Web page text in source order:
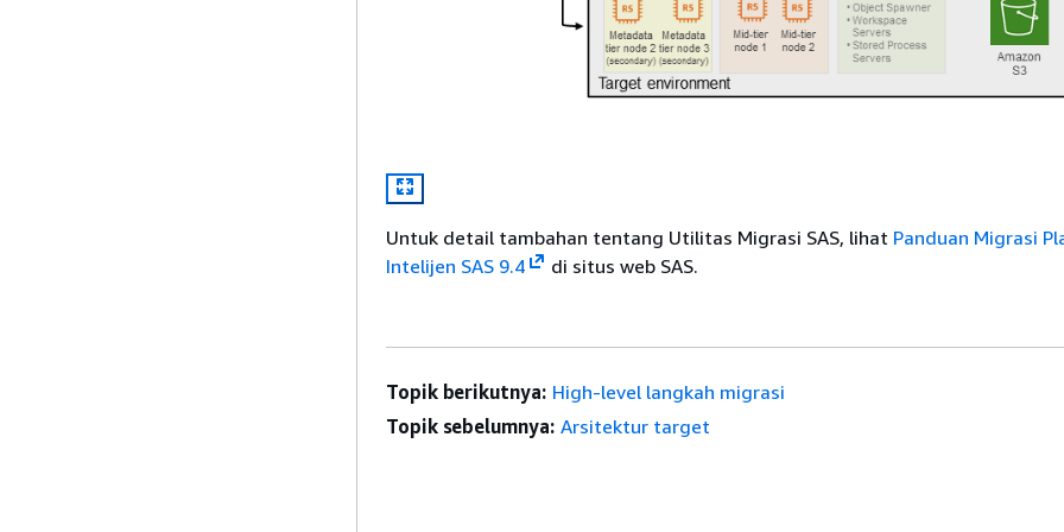
Untuk detail tambahan tentang Utilitas Migrasi SAS, lihat Panduan Migrasi
Intelijen SAS 9.4
di situs web SAS.
Topik berikutnya: High-level langkah migrasi
Topik sebelumnya: Arsitektur target